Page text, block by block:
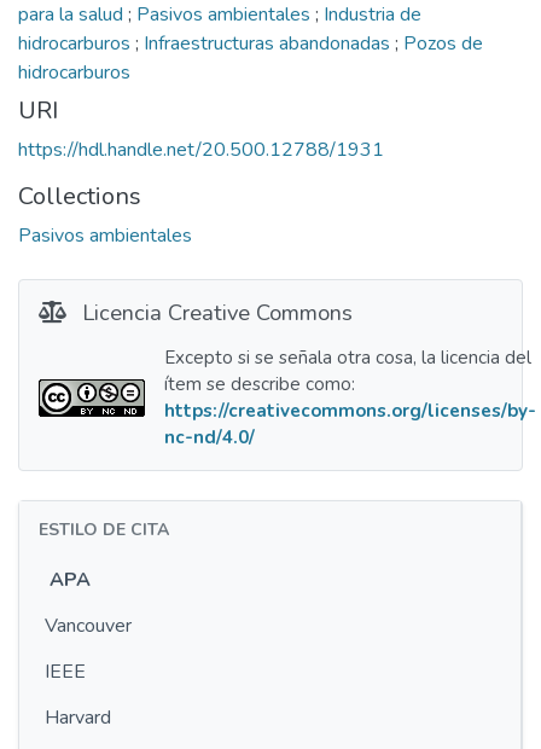
para la salud ; Pasivos ambientales ; Industria de
hidrocarburos ; Infraestructuras abandonadas ; Pozos de
hidrocarburos
URI
https://hdl.handle.net/20.500.12788/1931
Collections
Pasivos ambientales
Licencia Creative Commons
Excepto si se señala otra cosa, la licencia del
ítem se describe como:
https://creativecommons.org/licenses/by-
nc-nd/4.0/
ESTILO DE CITA
APA
Vancouver
IEEE
Harvard